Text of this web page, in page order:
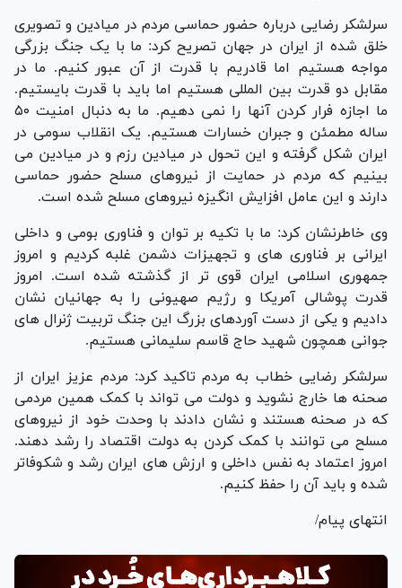
سرلشکر رضایی درباره حضور حماسی مردم در میادین و تصویری
خلق شده از ایران در جهان تصریح کرد: ما با یک جنگ بزرگی
مواجه هستیم اما قادریم با قدرت از آن عبور کنیم. ما در
مقابل دو قدرت بین المللی هستیم اما باید با قدرت بایستیم.
ما اجازه فرار کردن آنها را نمی دهیم. ما به دنبال امنیت ۵۰
ساله مطمئن و جبران خسارات هستیم. یک انقلاب سومی در
ایران شکل گرفته و این تحول در میادین رزم و در میادین می
بینیم که مردم در حمایت از نیروهای مسلح حضور حماسی
دارند و این عامل افزایش انگیزه نیروهای مسلح شده است.
وی خاطرنشان کرد: ما با تکیه بر توان و فناوری بومی و داخلی
ایرانی بر فناوری های و تجهیزات دشمن غلبه کردیم و امروز
جمهوری اسلامی ایران قوی تر از گذشته شده است. امروز
قدرت پوشالی آمریکا و رژیم صهیونی را به جهانیان نشان
دادیم و یکی از دست آوردهای بزرگ این جنگ تربیت ژنرال های
جوانی همچون شهید حاج قاسم سلیمانی هستیم.
سرلشکر رضایی خطاب به مردم تاکید کرد: مردم عزیز ایران از
صحنه ها خارج نشوید و دولت می تواند با کمک همین مردمی
که در صحنه هستند و نشان دادند با وحدت خود از نیروهای
مسلح می توانند با کمک کردن به دولت اقتصاد را رشد دهند.
امروز اعتماد به نفس داخلی و ارزش های ایران رشد و شکوفاتر
شده و باید آن را حفظ کنیم.
انتهای پیام/